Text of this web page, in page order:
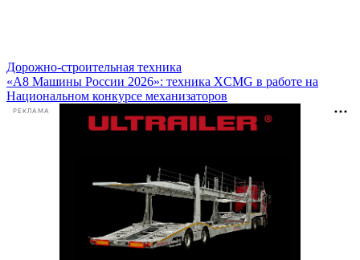
Дорожно-строительная техника
«А8 Машины России 2026»: техника XCMG в работе на
Национальном конкурсе механизаторов
РЕКЛАМА